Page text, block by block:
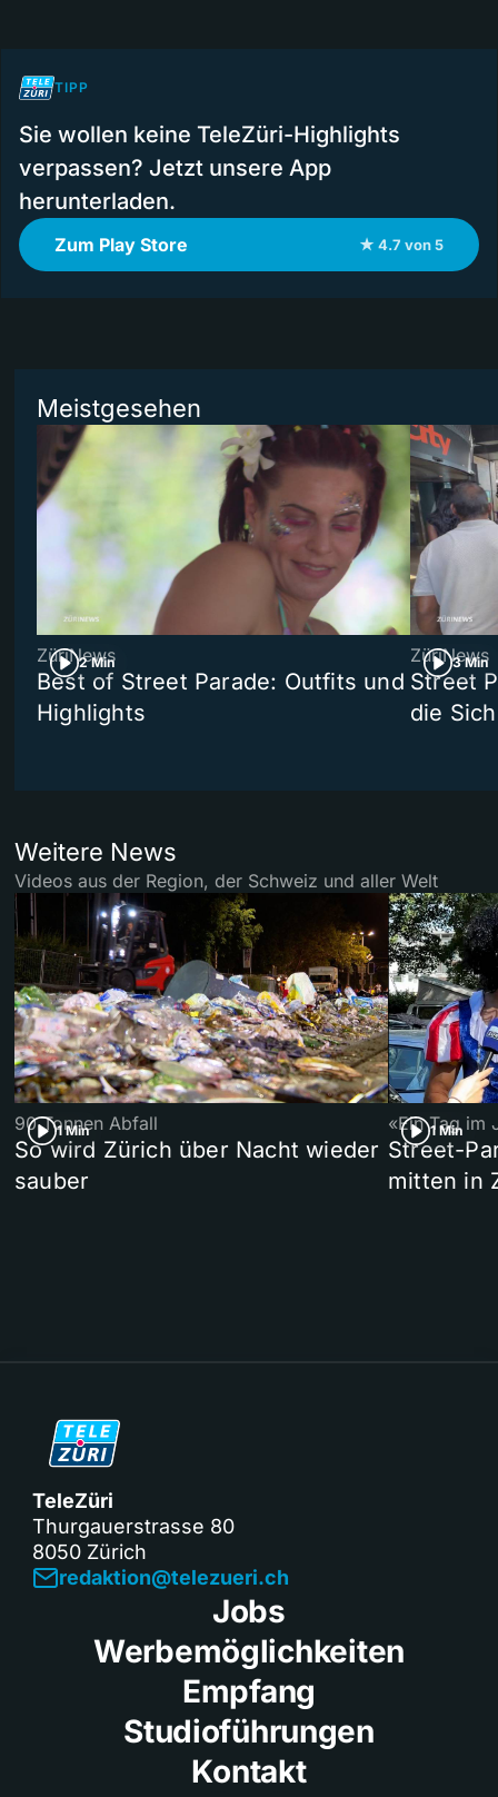
TIPP
Sie wollen keine TeleZüri-Highlights
verpassen? Jetzt unsere App
herunterladen.
Zum Play Store ★ 4.7 von 5
Meistgesehen
2 Min
ZüriNews
Best of Street Parade: Outfits und
Highlights
3 Min
ZüriNews
Street
die
Weitere News
Videos aus der Region, der Schweiz und aller Welt
1 Min
90 Tonnen Abfall
So wird Zürich über Nacht wieder
sauber
1 Min
«Ein Tag im
Street-
mitten in
TeleZüri
Thurgauerstrasse 80
8050 Zürich
redaktion@telezueri.ch
Jobs
Werbemöglichkeiten
Empfang
Studioführungen
Kontakt